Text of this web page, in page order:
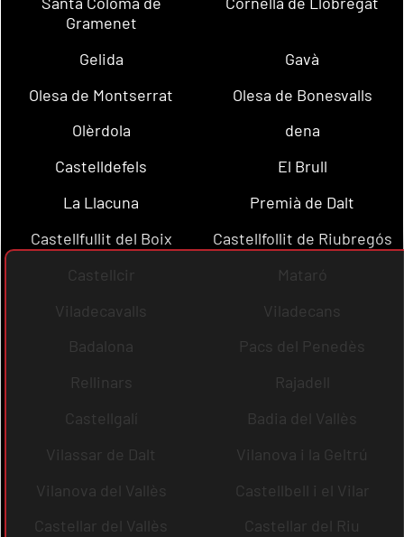
Gramenet
Gelida
Gavà
Olesa de Montserrat
Olesa de Bonesvalls
Olèrdola
dena
Castelldefels
El Brull
La Llacuna
Premià de Dalt
Castellfullit del Boix
Castellfollit de Riubregós
Castellcir
Mataró
Viladecavalls
Viladecans
Badalona
Pacs del Penedès
Rellinars
Rajadell
Castellgalí
Badia del Vallès
Vilassar de Dalt
Vilanova i la Geltrú
Vilanova del Vallès
Castellbell i el Vilar
Castellar del Vallès
Castellar del Riu